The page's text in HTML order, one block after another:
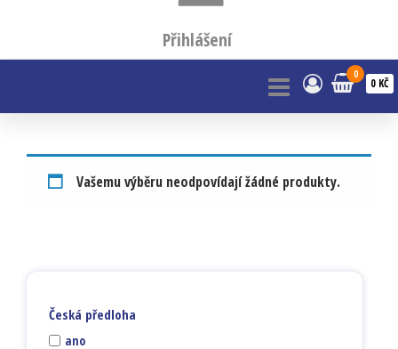
Přihlášení
0
0 KČ
Vašemu výběru neodpovídají žádné produkty.
Česká předloha
ano